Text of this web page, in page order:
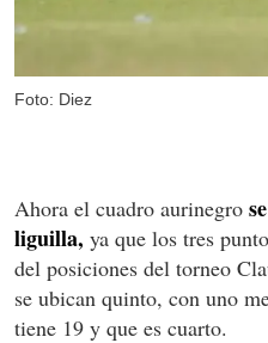
Foto: Diez
Ahora el cuadro aurinegro
liguilla, ya que los tres
del posiciones del torneo
se ubican quinto, con uno
tiene 19 y que es cuarto.